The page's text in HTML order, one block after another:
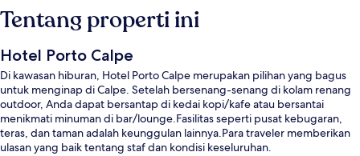
Tentang properti ini
Hotel Porto Calpe
Di kawasan hiburan, Hotel Porto Calpe merupakan pilihan yang bagus
untuk menginap di Calpe. Setelah bersenang-senang di kolam renang
outdoor, Anda dapat bersantap di kedai kopi/kafe atau bersantai
menikmati minuman di bar/lounge.Fasilitas seperti pusat kebugaran,
teras, dan taman adalah keunggulan lainnya.Para traveler memberikan
ulasan yang baik tentang staf dan kondisi keseluruhan.